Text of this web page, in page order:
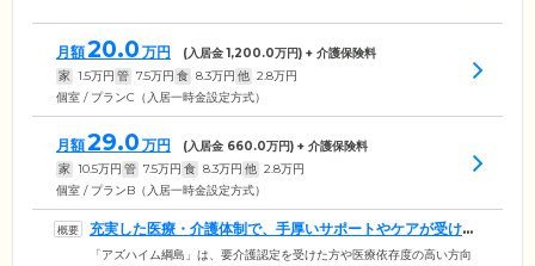
月額20.0 万円 (入居金1,200.0万円) + 介護保険料
家 1.5万円 管 7.5万円 食 8.3万円 他 2.8万円
個室 / プランC（入居一時金設定方式）
月額29.0 万円 (入居金 660.0万円) + 介護保険料
家 10.5万円 管 7.5万円 食 8.3万円 他 2.8万円
個室 / プランB（入居一時金設定方式）
充実した医療・介護体制で、手厚いサポートやケアが受けら
れます
「アズハイム綱島」は、要介護認定を受けた方や医療依存度の高い方向